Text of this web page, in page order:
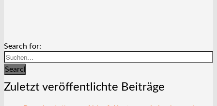
Search for:
Search
Zuletzt veröffentlichte Beiträge